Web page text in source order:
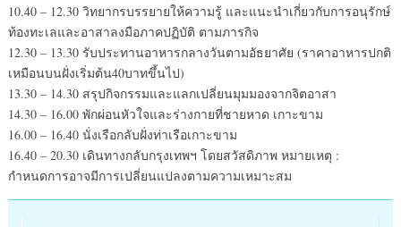
10.40 – 12.30 วิทยากรบรรยายให้ความรู้ และแนะนำเกี่ยวกับการอนุรักษ์
ท้องทะเลและอาสาลงมือภาคปฏิบัติ ตามภารกิจ
12.30 – 13.30 รับประทานอาหารกลางวันตามอัธยาศัย (ราคาอาหารปกติ
เหมือนบนฝั่งเริ่มต้น40บาทขึ้นไป)
13.30 – 14.30 สรุปกิจกรรมและแลกเปลี่ยนมุมมองจากจิตอาสา
14.30 – 16.00 พักผ่อนหัวใจและร่างกายที่ชายหาด เกาะขาม
16.00 – 16.40 นั่งเรือกลับฝั่งท่าเรือเกาะขาม
16.40 – 20.30 เดินทางกลับกรุงเทพฯ โดยสวัสดิภาพ หมายเหตุ :
กำหนดการอาจมีการเปลี่ยนแปลงตามความเหมาะสม